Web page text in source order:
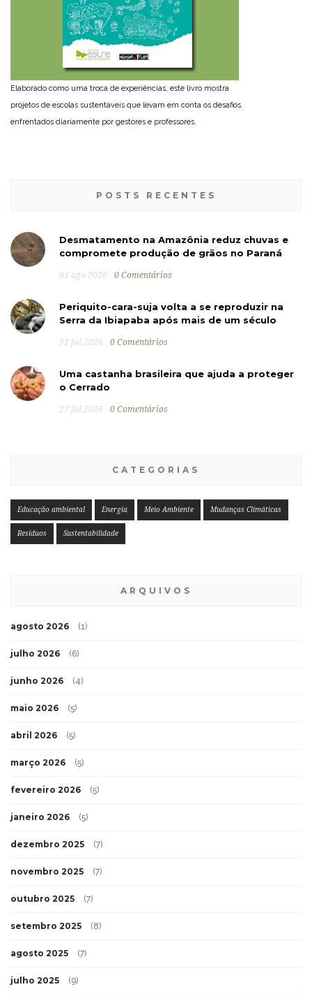
Elaborado como uma troca de experiências, este livro mostra
projetos de escolas sustentáveis que levam em conta os desafios
enfrentados diariamente por gestores e professores.
POSTS RECENTES
Desmatamento na Amazônia reduz chuvas e
compromete produção de grãos no Paraná
05 ago 2026 0 Comentários
Periquito-cara-suja volta a se reproduzir na
Serra da Ibiapaba após mais de um século
31 jul 2026 0 Comentários
Uma castanha brasileira que ajuda a proteger
o Cerrado
27 jul 2026 0 Comentários
CATEGORIAS
Educação ambiental Energia Meio Ambiente Mudanças Climáticas
Resíduos Sustentabilidade
ARQUIVOS
agosto 2026 (1)
julho 2026 (6)
junho 2026 (4)
maio 2026 (5)
abril 2026 (5)
março 2026 (5)
fevereiro 2026 (5)
janeiro 2026 (5)
dezembro 2025 (7)
novembro 2025 (7)
outubro 2025 (7)
setembro 2025 (8)
agosto 2025 (7)
julho 2025 (9)